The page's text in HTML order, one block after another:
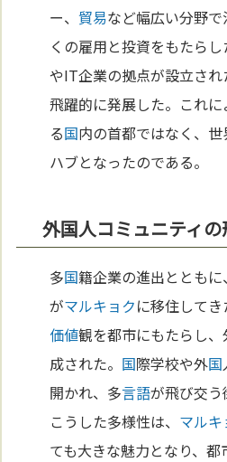
ー、貿易など幅広い分野で
くの雇用と投資をもたら
やIT企業の拠点が設立さ
飛躍的に発展した。これに
る国内の首都ではなく、
ハブとなったのである。
外国人コミュニティの
多国籍企業の進出ととも
がマルキョクに移住して
価値観を都市にもたらし、
成された。 国際学校や外国
開かれ、多言語が飛び交う
こうした多様性は、 マルキ
ても大きな魅力となり、都